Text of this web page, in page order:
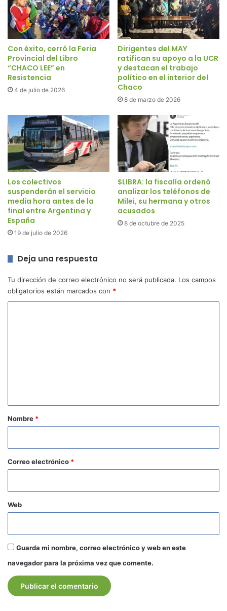
Con éxito, cerró la Feria
Provincial del Libro
“CHACO LEE” en
Resistencia
4 de julio de 2026
Dirigentes del MAY
ratifican su apoyo a la UCR
y destacan el trabajo
político en el interior del
Chaco
8 de marzo de 2026
Los colectivos
suspenderán el servicio
media hora antes de la
final entre Argentina y
España
19 de julio de 2026
$LIBRA: la fiscalía ordenó
analizar los teléfonos de
Milei, su hermana y otros
acusados
8 de octubre de 2025
Deja una respuesta
Tu dirección de correo electrónico no será publicada. Los campos
obligatorios están marcados con *
r
o
*
Nombre *
Correo electrónico *
Web
Guarda mi nombre, correo electrónico y web en este
navegador para la próxima vez que comente.